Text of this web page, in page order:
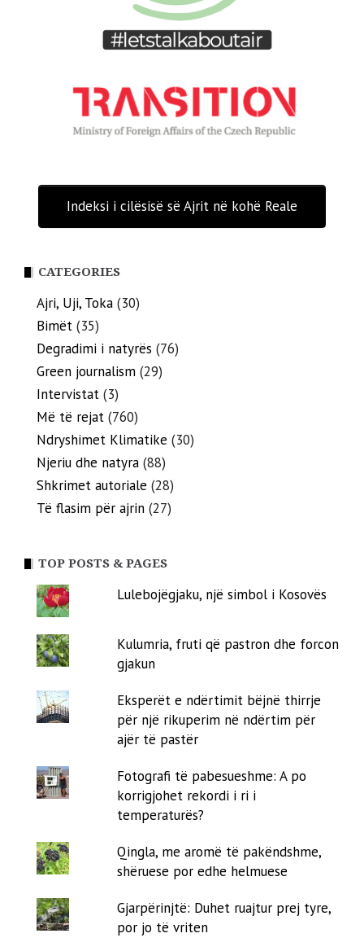
Indeksi i cilësisë së Ajrit në kohë Reale
CATEGORIES
Ajri, Uji, Toka (30)
Bimët (35)
Degradimi i natyrës (76)
Green journalism (29)
Intervistat (3)
Më të rejat (760)
Ndryshimet Klimatike (30)
Njeriu dhe natyra (88)
Shkrimet autoriale (28)
Të flasim për ajrin (27)
TOP POSTS & PAGES
Lulebojëgjaku, një simbol i Kosovës
Kulumria, fruti që pastron dhe forcon
gjakun
Eksperët e ndërtimit bëjnë thirrje
për një rikuperim në ndërtim për
ajër të pastër
Fotografi të pabesueshme: A po
korrigjohet rekordi i ri i
temperaturës?
Qingla, me aromë të pakëndshme,
shëruese por edhe helmuese
Gjarpërinjtë: Duhet ruajtur prej tyre,
por jo të vriten